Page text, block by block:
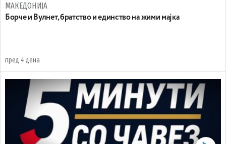
МАКЕДОНИЈА
Борче и Вулнет, братство и единство на жими мајка
пред 4 дена